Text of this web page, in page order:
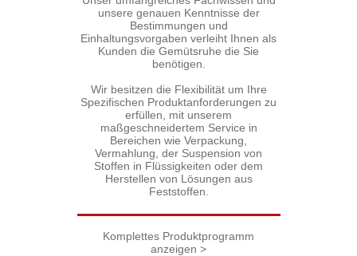
unsere genauen Kenntnisse der
Bestimmungen und
Einhaltungsvorgaben verleiht Ihnen als
Kunden die Gemütsruhe die Sie
benötigen.
Wir besitzen die Flexibilität um Ihre
Spezifischen Produktanforderungen zu
erfüllen, mit unserem
maßgeschneidertem Service in
Bereichen wie Verpackung,
Vermahlung, der Suspension von
Stoffen in Flüssigkeiten oder dem
Herstellen von Lösungen aus
Feststoffen.
Komplettes Produktprogramm
anzeigen >